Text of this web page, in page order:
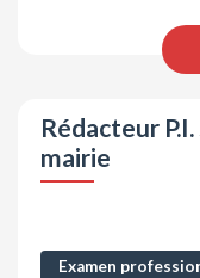
Rédacteur
mairie
Examen